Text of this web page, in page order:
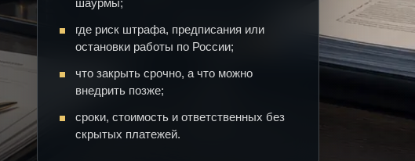
шаурмы;
где риск штрафа, предписания или
остановки работы по России;
что закрыть срочно, а что можно
внедрить позже;
сроки, стоимость и ответственных без
скрытых платежей.